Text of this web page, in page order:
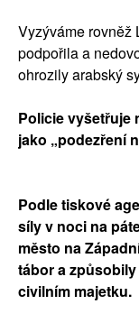
Vyzýváme rovněž
podpořila a
ohrozily arabský
Policie vyšetřuje
jako „podezření
Podle tiskové
síly v noci na
město na
tábor a
civilním majetku.